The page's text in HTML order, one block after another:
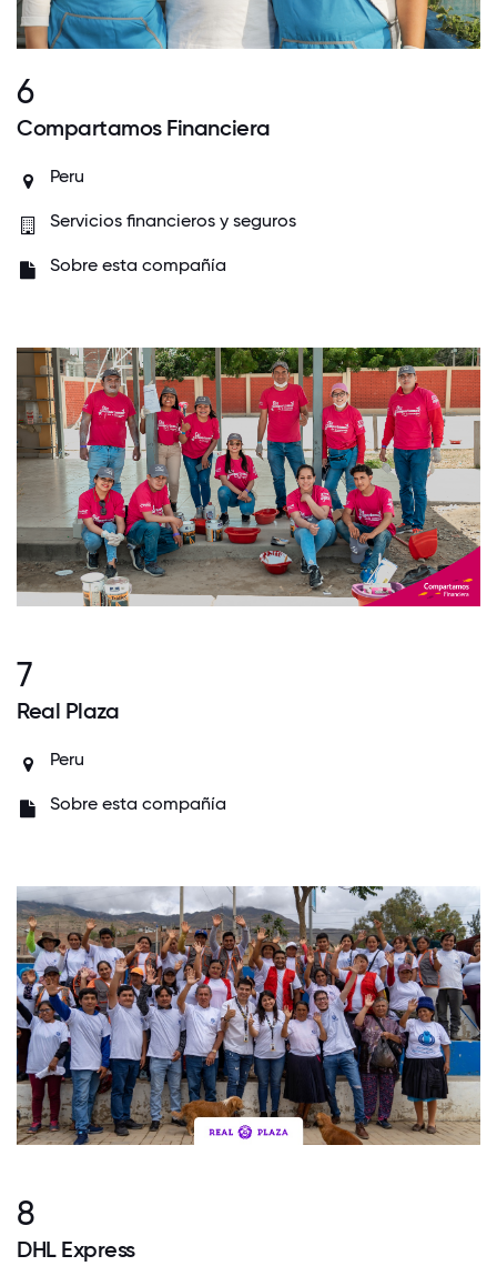
6
Compartamos Financiera
Peru
Servicios financieros y seguros
Sobre esta compañía
7
Real Plaza
Peru
Sobre esta compañía
8
DHL Express